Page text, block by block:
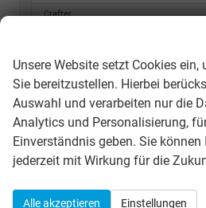
Crafter
ID. BUZZ
ID. Cross
ID. Polo
ID.3
Passat Variant
Unsere Website setzt Cookies
Sie bereitzustellen. Hierbei
Auswahl und verarbeiten nur die
Analytics und Personalisierung,
Einverständnis geben. Sie
jederzeit mit Wirkung für die
Alle akzeptieren Einstellungen